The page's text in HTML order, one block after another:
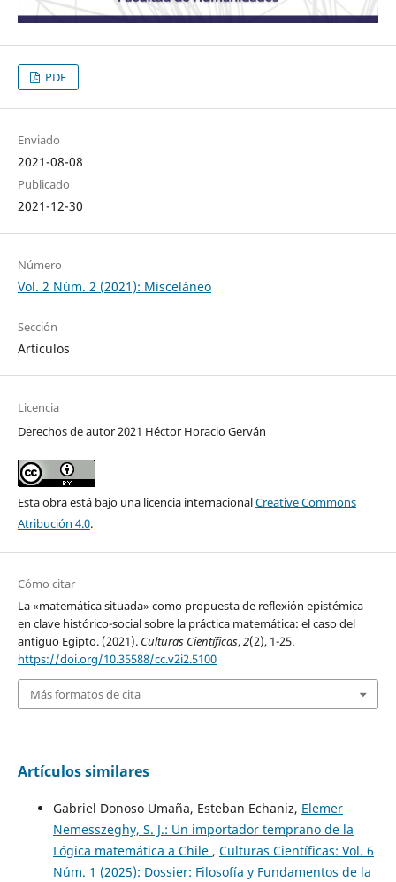
PDF
Enviado
2021-08-08
Publicado
2021-12-30
Número
Vol. 2 Núm. 2 (2021): Misceláneo
Sección
Artículos
Licencia
Derechos de autor 2021 Héctor Horacio Gerván
Esta obra está bajo una licencia internacionalCreative Commons
Atribución 4.0.
Cómo citar
La «matemática situada» como propuesta de reflexión epistémica
en clave histórico-social sobre la práctica matemática: el caso del
antiguo Egipto. (2021). Culturas Científicas,2(2), 1-25.
https://doi.org/10.35588/cc.v2i2.5100
Más formatos de cita
Artículos similares
Gabriel Donoso Umaña, Esteban Echaniz, Elemer
Nemesszeghy, S. J.: Un importador temprano de la
Lógica matemática a Chile , Culturas Científicas: Vol. 6
Núm. 1 (2025): Dossier: Filosofía y Fundamentos de la